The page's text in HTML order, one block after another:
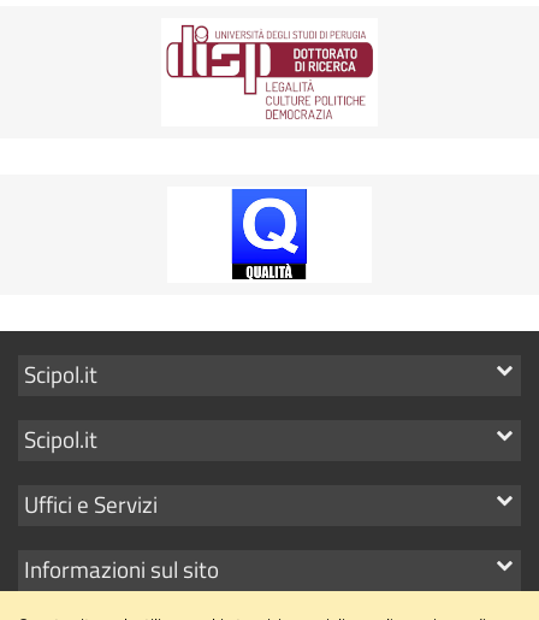
Mostra
link
Scipol.it
Mostra
link
Scipol.it
Mostra
link
Uffici e Servizi
Mostra
Informazioni sul sito